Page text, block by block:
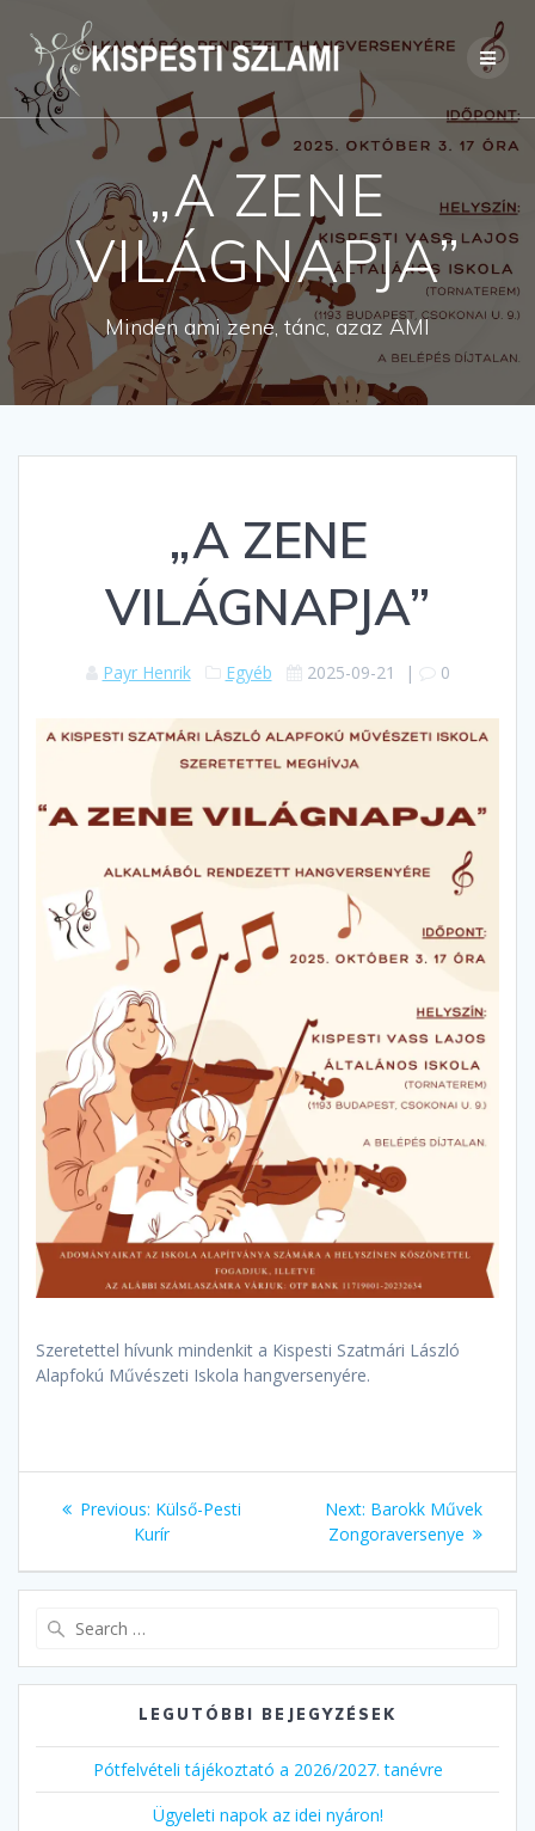
to
content
„A ZENE
VILÁGNAPJA”
Minden ami zene, tánc, azaz AMI
„A ZENE
VILÁGNAPJA”
Payr Henrik Egyéb 2025-09-21 | 0
Szeretettel hívunk mindenkit a Kispesti Szatmári László
Alapfokú Művészeti Iskola hangversenyére.
Bejegyzés
navigáció
Previous: Previous
post:
Külső-Pesti
Kurír
Next: Next
post:
Barokk Művek
Zongoraversenye
LEGUTÓBBI BEJEGYZÉSEK
Pótfelvételi tájékoztató a 2026/2027. tanévre
Ügyeleti napok az idei nyáron!